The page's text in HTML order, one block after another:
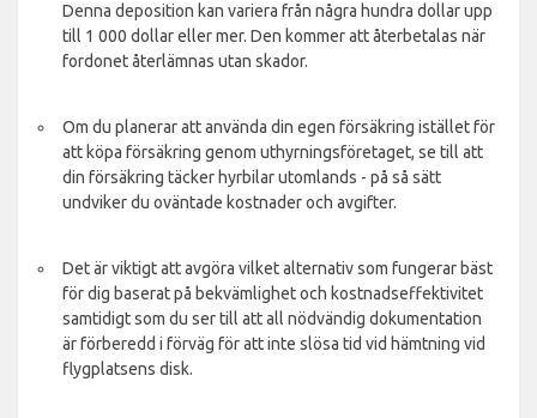
Denna deposition kan variera från några hundra dollar upp
till 1 000 dollar eller mer. Den kommer att återbetalas när
fordonet återlämnas utan skador.
Om du planerar att använda din egen försäkring istället för
att köpa försäkring genom uthyrningsföretaget, se till att
din försäkring täcker hyrbilar utomlands - på så sätt
undviker du oväntade kostnader och avgifter.
Det är viktigt att avgöra vilket alternativ som fungerar bäst
för dig baserat på bekvämlighet och kostnadseffektivitet
samtidigt som du ser till att all nödvändig dokumentation
är förberedd i förväg för att inte slösa tid vid hämtning vid
flygplatsens disk.